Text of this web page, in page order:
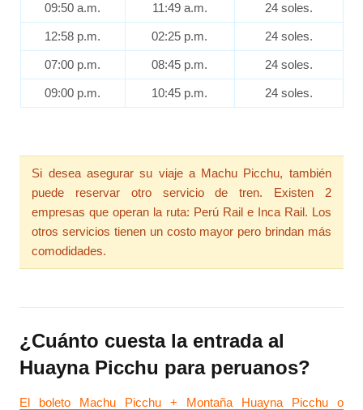
09:50 a.m. 11:49 a.m. 24 soles.
12:58 p.m. 02:25 p.m. 24 soles.
07:00 p.m. 08:45 p.m. 24 soles.
09:00 p.m. 10:45 p.m. 24 soles.
Si desea asegurar su viaje a Machu Picchu, también
puede reservar otro servicio de tren. Existen 2
empresas que operan la ruta: Perú Rail e Inca Rail. Los
otros servicios tienen un costo mayor pero brindan más
comodidades.
¿Cuánto cuesta la entrada al
Huayna Picchu para peruanos?
El boleto Machu Picchu + Montaña Huayna Picchu o